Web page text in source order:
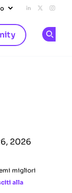
Add us on
Follow
2026
migliori
alla